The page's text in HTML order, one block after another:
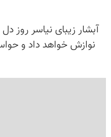
آبشار زیبای نیاسر روز
نوازش خواهد داد و